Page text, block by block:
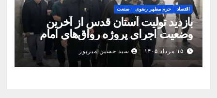
اقتصاد حرم مطهر رضوی صنعت
بازدید تولیت آستان قدس از آخرین
وضعیت اجرای پروژه رواق‌های امام
حسین(ع) و امیرالمؤمنین(ع)
۱۵ مرداد ۱۴۰۵ سید حسین میرپور